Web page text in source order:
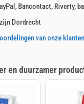
Bancontact, Riverty,
Dordrecht
van onze klanten
en duurzamer